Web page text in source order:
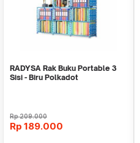
RADYSA Rak Buku Portable 3
Sisi - Biru Polkadot
Rp209.000
Rp 189.000